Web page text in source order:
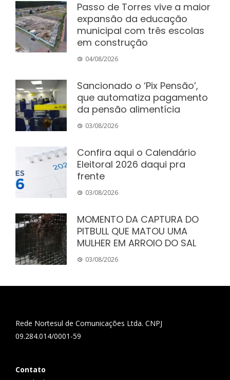
Passo de Torres vive a maior
expansão da educação
municipal com três escolas
em construção
04/08/2026
Sancionado o ‘Pix Pensão’,
que automatiza pagamento
da pensão alimentícia
03/08/2026
Confira aqui o Calendário
Eleitoral 2026 daqui pra
frente
03/08/2026
MOMENTO DA CAPTURA DO
PITBULL QUE MATOU UMA
MULHER EM ARROIO DO SAL
03/08/2026
Rede Nortesul de Comunicações Ltda. CNPJ
09.284.014/0001-59
Contato